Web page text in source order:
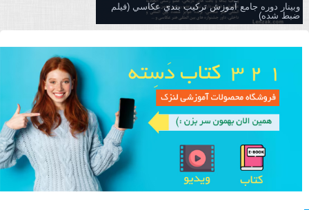
وبینار دوره جامع آموزش تركيب بندي عكاسي (فیلم
ضبط شده)